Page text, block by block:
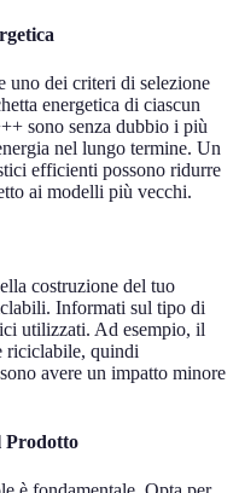
uno dei criteri di selezione
energetica di ciascun
sono senza dubbio i più
nel lungo termine. Un
efficienti possono ridurre
ai modelli più vecchi.
costruzione del tuo
Informati sul tipo di
utilizzati. Ad esempio, il
riciclabile, quindi
avere un impatto minore
Prodotto